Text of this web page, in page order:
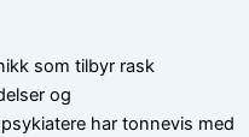
som tilbyr rask
og
har tonnevis med